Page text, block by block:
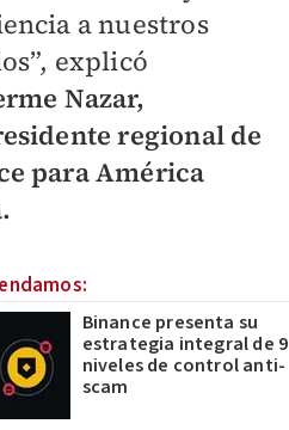
a nuestros
explicó
Nazar,
regional de
para América
Binance presenta su
estrategia integral de 9
niveles de control anti-
scam